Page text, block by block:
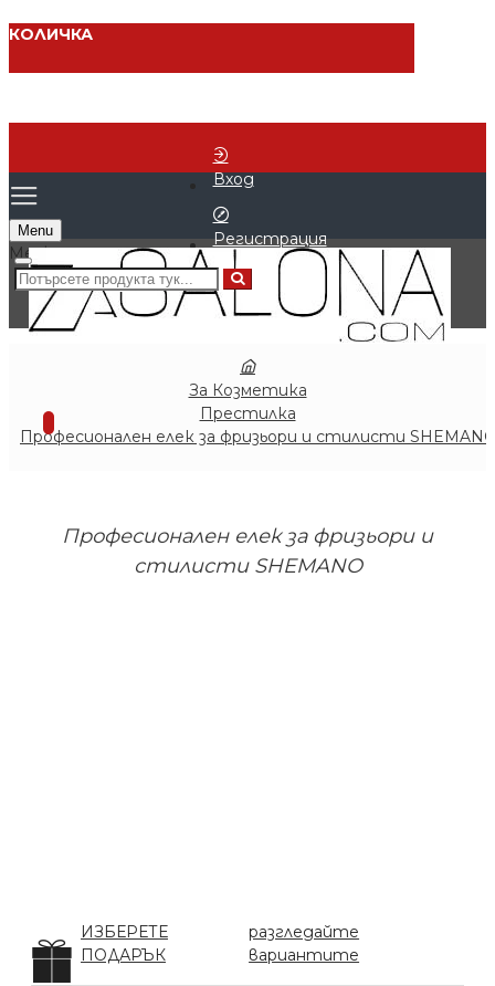
КОЛИЧКА
Вход
Регистрация
Menu
0 продукта - € 0.00 (0.00 лв.)
0
За Козметика
Престилка
Професионален елек за фризьори и стилисти
Професионален елек за фризьори и
стилисти SHEMANO
ИЗБЕРЕТЕ
ПОДАРЪК
разгледайте
вариантите